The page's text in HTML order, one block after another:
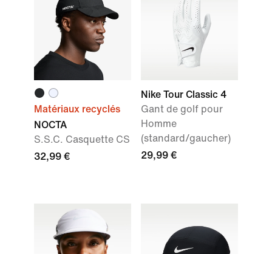
Matériaux recyclés
NOCTA
S.S.C. Casquette CS
32,99 €
Nike Tour Classic 4
Gant de golf pour
Homme
(standard/gaucher)
29,99 €